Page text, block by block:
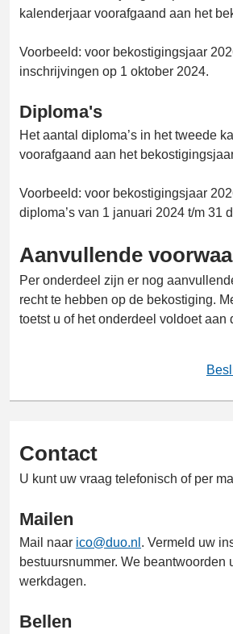
kalenderjaar voorafgaand aan het
Voorbeeld: voor bekostigingsjaar
inschrijvingen op 1 oktober 2024.
Diploma's
Het aantal diploma’s in het tweede
voorafgaand aan het
Voorbeeld: voor bekostigingsjaar
diploma’s van 1 januari 2024 t/m 31
Aanvullende
Per onderdeel zijn er nog
recht te hebben op de bekostiging.
toetst u of het onderdeel voldoet aan
Contact
U kunt uw vraag telefonisch of per
Mailen
Mail naar ico@duo.nl . Vermeld uw
bestuursnummer. We beantwoorden
werkdagen.
Bellen